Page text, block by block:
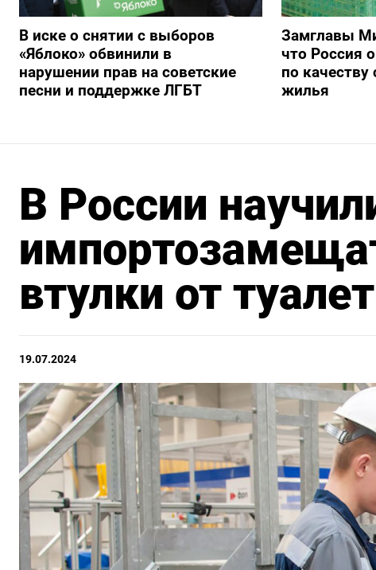
В иске о снятии с выборов
«Яблоко» обвинили в
нарушении прав на советские
песни и поддержке ЛГБТ
Замглавы
что Россия
по качеству
жилья
В России
втулки от
19.07.2024